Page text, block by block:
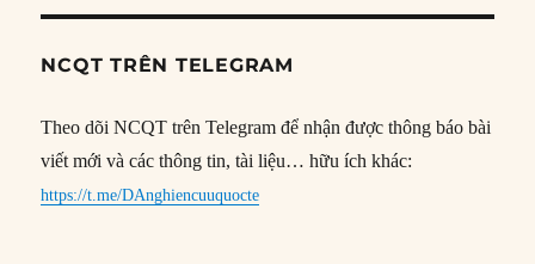
NCQT TRÊN TELEGRAM
Theo dõi NCQT trên Telegram để nhận được thông báo bài
viết mới và các thông tin, tài liệu… hữu ích khác:
https://t.me/DAnghiencuuquocte